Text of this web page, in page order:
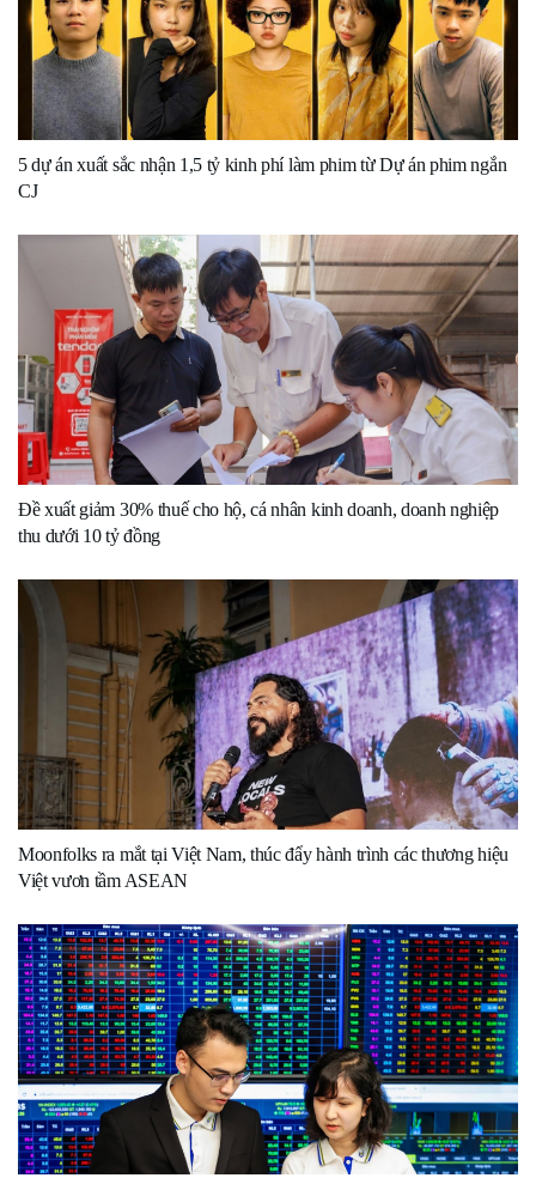
5 dự án xuất sắc nhận 1,5 tỷ kinh phí làm phim từ Dự án phim ngắn
CJ
Đề xuất giảm 30% thuế cho hộ, cá nhân kinh doanh, doanh nghiệp
thu dưới 10 tỷ đồng
Moonfolks ra mắt tại Việt Nam, thúc đẩy hành trình các thương hiệu
Việt vươn tầm ASEAN